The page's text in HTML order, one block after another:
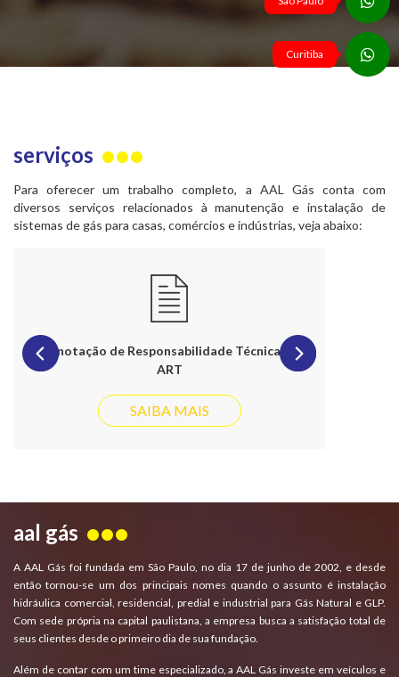
serviços
Para oferecer um trabalho completo, a AAL Gás conta com
diversos serviços relacionados à manutenção e instalação de
sistemas de gás para casas, comércios e indústrias, veja abaixo:
Anotação de Responsabilidade Técnica –
ART
SAIBA MAIS
aal gás
A AAL Gás foi fundada em São Paulo, no dia 17 de junho de 2002, e desde
então tornou-se um dos principais nomes quando o assunto é instalação
hidráulica comercial, residencial, predial e industrial para Gás Natural e GLP.
Com sede própria na capital paulistana, a empresa busca a satisfação total de
seus clientes desde o primeiro dia de sua fundação.
Além de contar com um time especializado, a AAL Gás investe em veículos e
Curitiba